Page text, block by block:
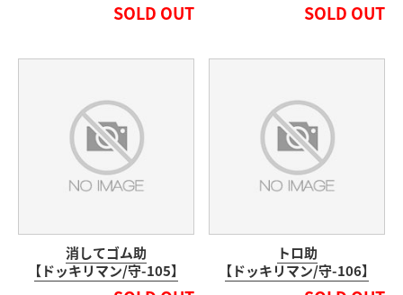
SOLD OUT SOLD OUT
消してゴム助
【ドッキリマン/守-105】
トロ助
【ドッキリマン/守-106】